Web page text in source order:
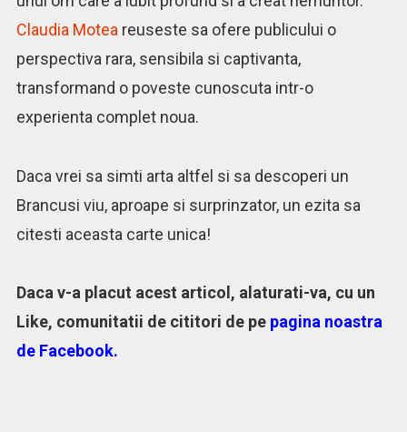
Claudia Motea reuseste sa ofere publicului o
perspectiva rara, sensibila si captivanta,
transformand o poveste cunoscuta intr-o
experienta complet noua.
Daca vrei sa simti arta altfel si sa descoperi un
Brancusi viu, aproape si surprinzator, un ezita sa
citesti aceasta carte unica!
Daca v-a placut acest articol, alaturati-va, cu un
Like, comunitatii de cititori de pe pagina noastra
de Facebook.